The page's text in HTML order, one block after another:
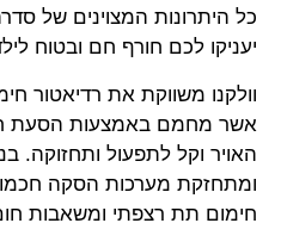
כל היתרונות המצוינים של
יעניקו לכם חורף חם ובטוח
אשר מחמם באמצעות הסעת
האויר וקל לתפעול ותחזוקה.
ומתחזקת מערכות הסקה
חימום תת רצפתי ומשאבות